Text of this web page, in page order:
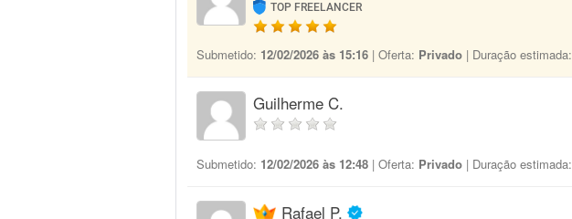
TOP FREELANCER
Submetido: 12/02/2026 às 15:16 | Oferta: Privado | Duração estimada:
Guilherme C.
Submetido: 12/02/2026 às 12:48 | Oferta: Privado | Duração estimada:
Rafael P.